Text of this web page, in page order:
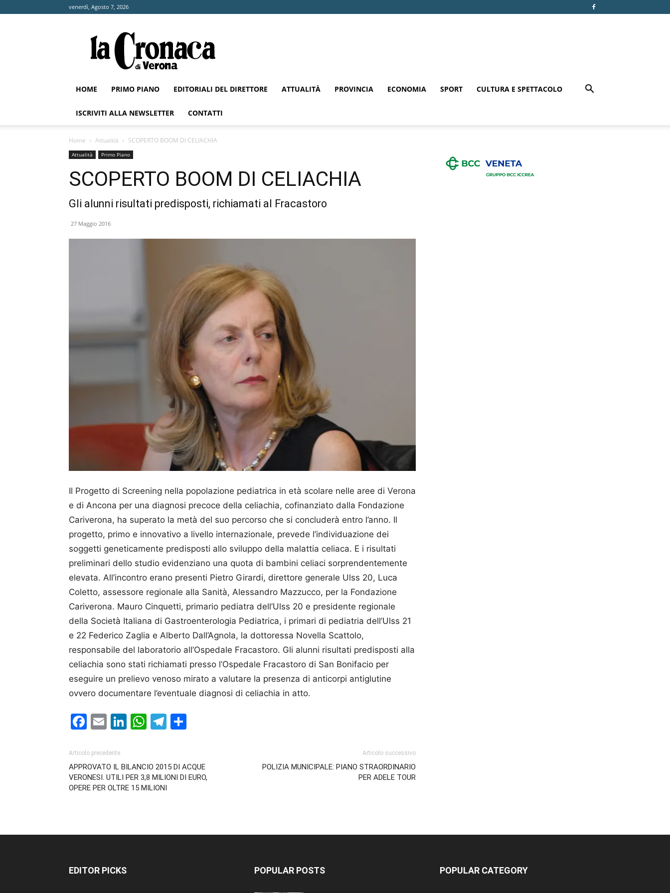
venerdì, Agosto 7, 2026
Cronaca
di
Verona
HOME PRIMO PIANO EDITORIALI DEL DIRETTORE ATTUALITÀ PROVINCIA ECONOMIA SPORT CULTURA E SPETTACOLO
ISCRIVITI ALLA NEWSLETTER CONTATTI
Home Attualità SCOPERTO BOOM DI CELIACHIA
Attualità Primo Piano
SCOPERTO BOOM DI CELIACHIA
Gli alunni risultati predisposti, richiamati al Fracastoro
27 Maggio 2016
Il Progetto di Screening nella popolazione pediatrica in età scolare nelle aree di Verona
e di Ancona per una diagnosi precoce della celiachia, cofinanziato dalla Fondazione
Cariverona, ha superato la metà del suo percorso che si concluderà entro l’anno. Il
progetto, primo e innovativo a livello internazionale, prevede l’individuazione dei
soggetti geneticamente predisposti allo sviluppo della malattia celiaca. E i risultati
preliminari dello studio evidenziano una quota di bambini celiaci sorprendentemente
elevata. All’incontro erano presenti Pietro Girardi, direttore generale Ulss 20, Luca
Coletto, assessore regionale alla Sanità, Alessandro Mazzucco, per la Fondazione
Cariverona. Mauro Cinquetti, primario pediatra dell’Ulss 20 e presidente regionale
della Società Italiana di Gastroenterologia Pediatrica, i primari di pediatria dell’Ulss 21
e 22 Federico Zaglia e Alberto Dall’Agnola, la dottoressa Novella Scattolo,
responsabile del laboratorio all’Ospedale Fracastoro. Gli alunni risultati predisposti alla
celiachia sono stati richiamati presso l’Ospedale Fracastoro di San Bonifacio per
eseguire un prelievo venoso mirato a valutare la presenza di anticorpi antiglutine
ovvero documentare l’eventuale diagnosi di celiachia in atto.
Facebook
EmailLinkedIn
WhatsApp
Telegram
Articolo precedente
APPROVATO IL BILANCIO 2015 DI ACQUE
VERONESI. UTILI PER 3,8 MILIONI DI EURO,
OPERE PER OLTRE 15 MILIONI
Articolo successivo
POLIZIA MUNICIPALE: PIANO STRAORDINARIO
PER ADELE TOUR
EDITOR PICKS POPULAR POSTS POPULAR CATEGORY